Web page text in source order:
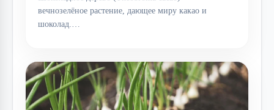
вечнозелёное растение, дающее миру какао и
шоколад.…